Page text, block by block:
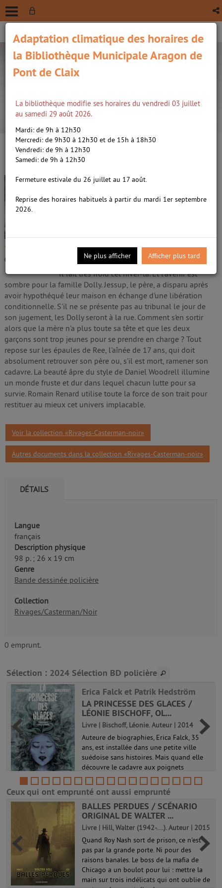
recherche avancée
/5
0
Un hiver de glace /
Romain (1975-....)|Woodrell,
Daniel (1953-....)
Renard, Romain (1975-....)|Woodrell, Daniel
(1953-....)
Edité par Casterman. Paris
- 2011
Il fait très froid cet hiver-là. Et l'avenir est
sombre pour la famille Dolly. Jessup, le père, a disparu après
avoir hypothéqué leur maison en échange d'une libération
conditionnelle. S'il ne se présente pas au tribunal le jour de
son jugement, les Dolly seront à la rue. Comment s'en sortir
alors que la mère n'a plus toute sa tête et que les deux
garçons sont trop jeunes pour se prendre en charge ? Tout
repose sur les épaules de Ree, l'aînée de 17 ans, qui doit
absolument retrouver son père ou, s'il est mort, ramener son
cadavre. La beauté âpre du style de Daniel Woodrell illumine
un monde fruste et dur dans lequel chacun lutte pour sa
survie. Romain Renard utilise toute la force de son trait pour
restituer au mieux cet univers implacable.
Voir la collection «Rivages-Casterman-noir»
Autres documents dans la collection «Rivages-Casterman-noir»
DÉTAILS
Langue
français
Description physique
98 p. ; 26 x 19 cm
Genre
Bande dessinée policière
Collection
Rivages/Casterman/Noir
0 emprunt.
Sélection : 2024 Sélection BD policière
Erica Falck et Patrik Hedström
LA PRINCESSE DES GLACES /
LÉONIE BISCHOFF, OL...
Livre | Bischoff, Léonie. Auteur | 2014
Auteure de biographies, Erica Falck, 35
ans, est installée dans une petite ville
suédoise sans histoires. Mais quand elle
découvre le cadavre aux poignets
tranchés de son amie Alex Wijkner, nu
dans une baignoire d'eau gelée, elle ...
Erica Falck et Patrik Hedström
Ceux qui ont emprunté ont aussi emprunté
BALLES PERDUES / SCÉNARIO
ORIGINAL DE WALTER ...
Livre | Hill, Walter (1942-....). Auteur | 2015
Quand Roy Nash sort de prison, ce n'est
pas par la grande porte. Ni pour des
raisons banales. Le boss de la mafia de
Chicago a un boulot pour lui : mettre la
main sur trois indélicats qui ont oublie de
Adaptation climatique des horaires de
la Bibliothèque Municipale Aragon de
Pont de Claix
La bibliothèque modifie ses horaires du vendredi 03 juillet
au samedi 29 août 2026.
Mardi: de 9h à 12h30
Mercredi: de 9h30 à 12h30 et de 15h à 18h30
Vendredi: de 9h à 12h30
Samedi: de 9h à 12h30
Fermeture estivale du 26 juillet au 17 août.
Reprise des horaires habituels à partir du mardi 1er septembre
2026.
Ne plus afficher Afficher plus tard